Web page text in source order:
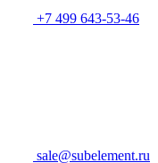
+7 499 643-53-46
sale@subelement.ru